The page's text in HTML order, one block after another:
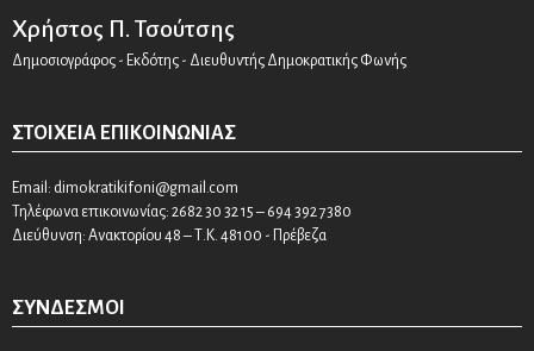
Χρήστος Π. Τσούτσης
Δημοσιογράφος - Εκδότης - Διευθυντής Δημοκρατικής Φωνής
ΣΤΟΙΧΕΊΑ ΕΠΙΚΟΙΝΩΝΊΑΣ
Email: dimokratikifoni@gmail.com
Τηλέφωνα επικοινωνίας: 2682 30 32 15 – 694 392 7380
Διεύθυνση: Ανακτορίου 48 – Τ.Κ. 48100 - Πρέβεζα
ΣΎΝΔΕΣΜΟΙ